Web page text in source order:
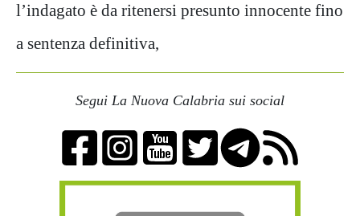
l’indagato è da ritenersi presunto innocente fino
a sentenza definitiva,
Segui La Nuova Calabria sui social